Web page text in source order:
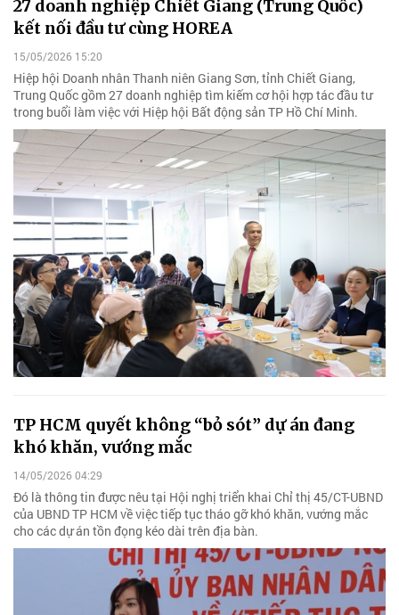
27 doanh nghiệp Chiết Giang (Trung Quốc)
kết nối đầu tư cùng HOREA
15/05/2026 15:20
Hiệp hội Doanh nhân Thanh niên Giang Sơn, tỉnh Chiết Giang,
Trung Quốc gồm 27 doanh nghiệp tìm kiếm cơ hội hợp tác đầu tư
trong buổi làm việc với Hiệp hội Bất động sản TP Hồ Chí Minh.
TP HCM quyết không “bỏ sót” dự án đang
khó khăn, vướng mắc
14/05/2026 04:29
Đó là thông tin được nêu tại Hội nghị triển khai Chỉ thị 45/CT-UBND
của UBND TP HCM về việc tiếp tục tháo gỡ khó khăn, vướng mắc
cho các dự án tồn đọng kéo dài trên địa bàn.